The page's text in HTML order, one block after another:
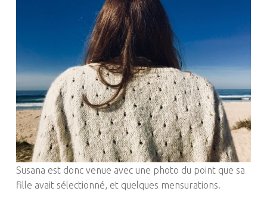
Susana est donc venue avec une photo du point que sa
fille avait sélectionné, et quelques mensurations.